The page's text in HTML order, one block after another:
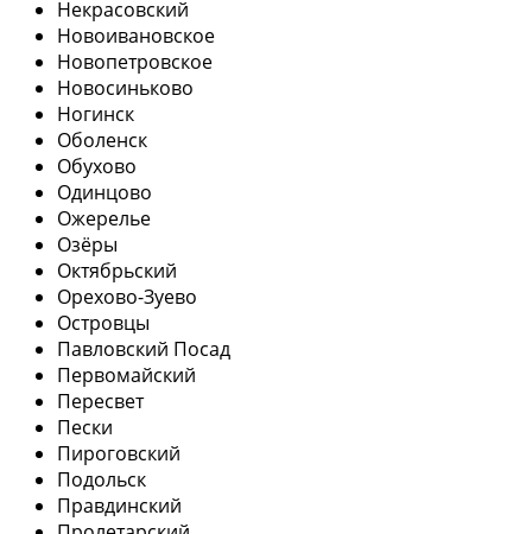
Некрасовский
Новоивановское
Новопетровское
Новосиньково
Ногинск
Оболенск
Обухово
Одинцово
Ожерелье
Озёры
Октябрьский
Орехово-Зуево
Островцы
Павловский Посад
Первомайский
Пересвет
Пески
Пироговский
Подольск
Правдинский